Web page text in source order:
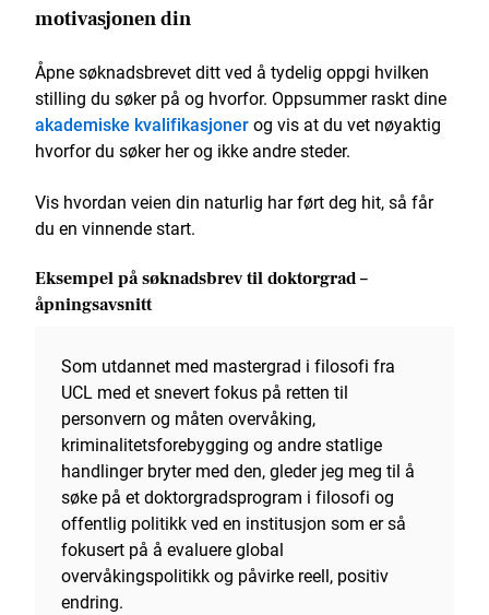
motivasjonen din
Åpne søknadsbrevet ditt ved å tydelig oppgi hvilken
stilling du søker på og hvorfor. Oppsummer raskt dine
akademiske kvalifikasjonerog vis at du vet nøyaktig
hvorfor du søker her og ikke andre steder.
Vis hvordan veien din naturlig har ført deg hit, så får
du en vinnende start.
Eksempel på søknadsbrev til doktorgrad –
åpningsavsnitt
Som utdannet med mastergrad i filosofi fra
UCL med et snevert fokus på retten til
personvern og måten overvåking,
kriminalitetsforebygging og andre statlige
handlinger bryter med den, gleder jeg meg til å
søke på et doktorgradsprogram i filosofi og
offentlig politikk ved en institusjon som er så
fokusert på å evaluere global
overvåkingspolitikk og påvirke reell, positiv
endring.